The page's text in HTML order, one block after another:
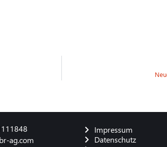
ag.com
Impressum
Datenschutz